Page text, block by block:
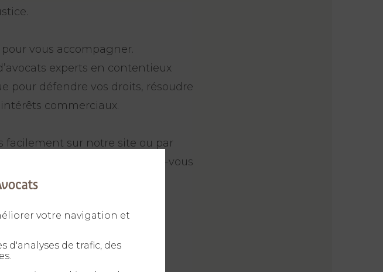
vous accompagner.
experts en contentieux
pour défendre vos droits, résoudre
commerciaux.
facilement sur notre site ou par
et le premier rendez-vous
euros.
votre navigation et
d'analyses de trafic, des